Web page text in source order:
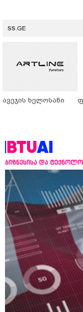
SS.GE
ავეჯის ხელოსანი
ბიზნესისა და